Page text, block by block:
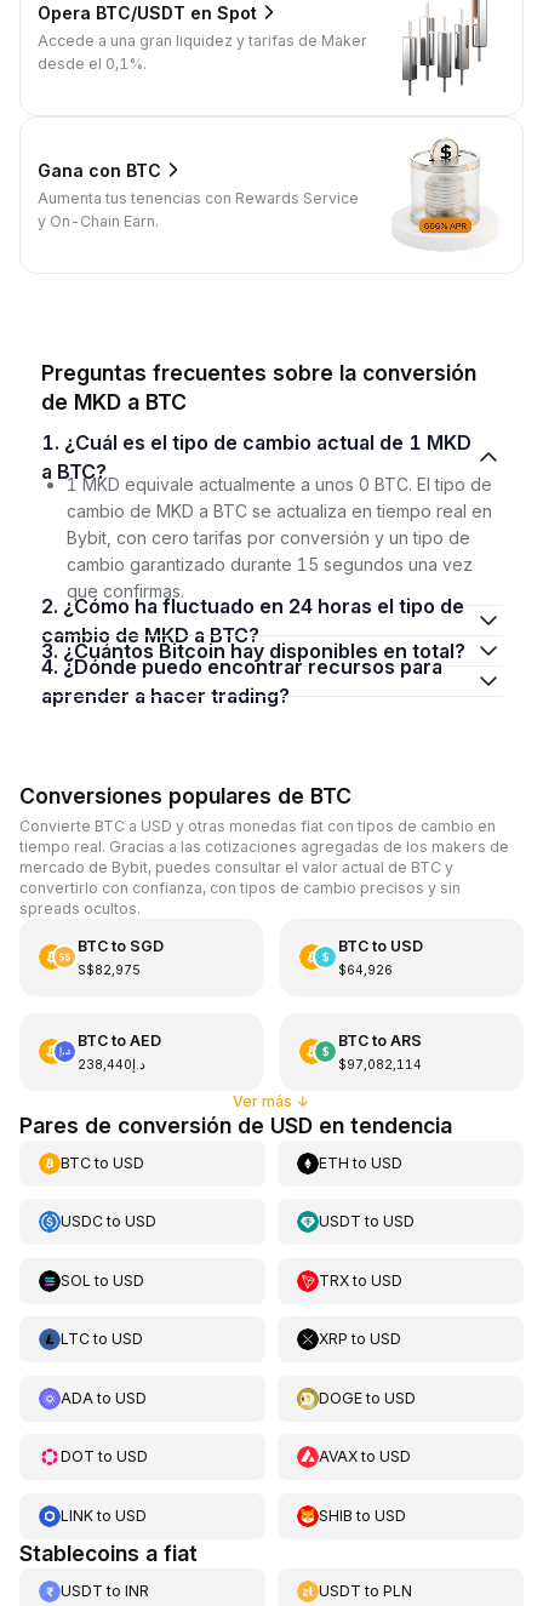
Opera BTC/USDT en Spot
Accede a una gran liquidez y tarifas de Maker
desde el 0,1%.
Gana con BTC
Aumenta tus tenencias con Rewards Service
y On-Chain Earn.
Preguntas frecuentes sobre la conversión
de MKD a BTC
1. ¿Cuál es el tipo de cambio actual de 1 MKD
a BTC?
1 MKD equivale actualmente a unos 0 BTC. El tipo de
cambio de MKD a BTC se actualiza en tiempo real en
Bybit, con cero tarifas por conversión y un tipo de
cambio garantizado durante 15 segundos una vez
que confirmas.
2. ¿Cómo ha fluctuado en 24 horas el tipo de
cambio de MKD a BTC?
3. ¿Cuántos Bitcoin hay disponibles en total?
4. ¿Dónde puedo encontrar recursos para
aprender a hacer trading?
Conversiones populares de BTC
Convierte BTC a USD y otras monedas fiat con tipos de cambio en
tiempo real. Gracias a las cotizaciones agregadas de los makers de
mercado de Bybit, puedes consultar el valor actual de BTC y
convertirlo con confianza, con tipos de cambio precisos y sin
spreads ocultos.
BTCto SGD
S$82,975
BTCto USD
$64,926
BTCto AED
د.إ238,440
BTCto ARS
$97,082,114
Ver más ↓
Pares de conversión de USD en tendencia
BTCto USD ETH toUSD
USDCto USD USDT toUSD
SOL to USD TRXtoUSD
LTCto USD XRP toUSD
ADA to USD DOGEtoUSD
DOT to USD AVAXtoUSD
LINKto USD SHIB toUSD
Stablecoins a fiat
USDT to INR USDT toPLN